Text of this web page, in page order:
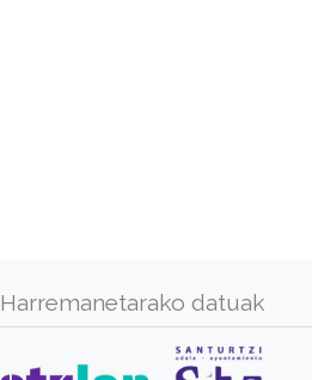
Harremanetarako datuak